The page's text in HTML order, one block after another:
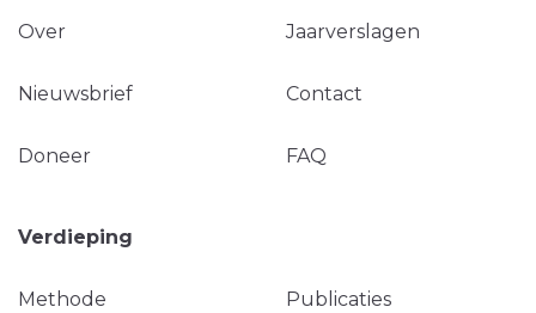
Over Jaarverslagen
Nieuwsbrief Contact
Doneer FAQ
Verdieping
Methode Publicaties